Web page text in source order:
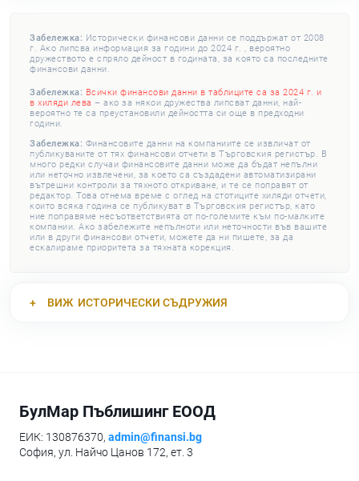
Забележка: Исторически финансови данни се поддържат от 2008
г. Ако липсва информация за години до 2024 г. , вероятно
дружеството е спряло дейност в годината, за която са последните
финансови данни.
Забележка: Всички финансови данни в таблиците са за 2024 г. и
в хиляди лева – ако за някои дружества липсват данни, най-
вероятно те са преустановили дейността си още в предходни
години.
Забележка: Финансовите данни на компаниите се извличат от
публикуваните от тях финансови отчети в Търговския регистър. В
много редки случаи финансовите данни може да бъдат непълни
или неточно извлечени, за което са създадени автоматизирани
вътрешни контроли за тяхното откриване, и те се поправят от
редактор. Това отнема време с оглед на стотиците хиляди отчети,
които всяка година се публикуват в Търговския регистър, като
ние поправяме несъответствията от по-големите към по-малките
компании. Ако забележите непълноти или неточности във вашите
или в други финансови отчети, можете да ни пишете, за да
ескалираме приоритета за тяхната корекция.
ВИЖ ИСТОРИЧЕСКИ СЪДРУЖИЯ
БулМар Пъблишинг ЕООД
ЕИК: 130876370, admin@finansi.bg
София, ул. Найчо Цанов 172, ет. 3